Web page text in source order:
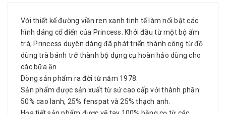
Với thiết kế đường viền ren xanh tinh tế làm nổi bật các
hình dáng cổ điển của Princess. Khởi đầu từ một bộ ấm
trà, Princess duyên dáng đã phát triển thành công từ đồ
dùng trà bánh trở thành bộ dụng cụ hoàn hảo dùng cho
các bữa ăn.
Dòng sản phẩm ra đời từ năm 1978.
Sản phẩm được sản xuất từ sứ cao cấp với thành phần:
50% cao lanh, 25% fenspat và 25% thạch anh.